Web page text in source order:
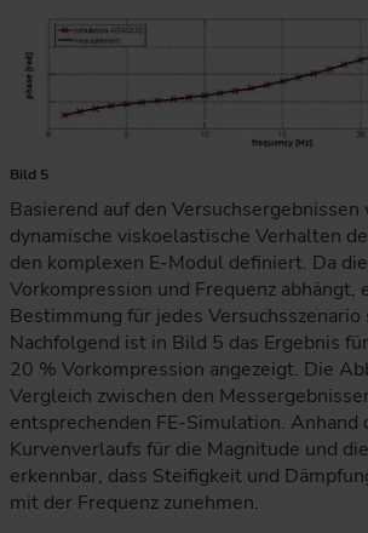
Bild 5
Basierend auf den Versuchsergebnissen
dynamische viskoelastische Verhalten
den komplexen E-Modul definiert. Da
Vorkompression und Frequenz abhängt,
Bestimmung für jedes Versuchsszenario
Nachfolgend ist in Bild 5 das Ergebnis
20 % Vorkompression angezeigt. Die
Vergleich zwischen den
entsprechenden FE-Simulation. Anhand
Kurvenverlaufs für die Magnitude und
erkennbar, dass Steifigkeit und
mit der Frequenz zunehmen.